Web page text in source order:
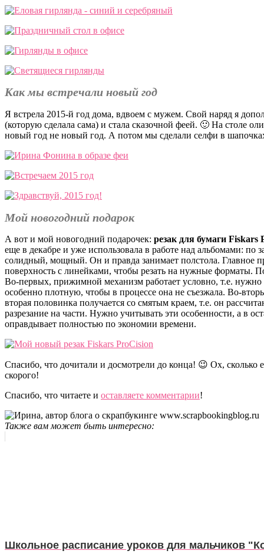
Как мы встречали новый год
Я встрела 2015-й год дома, вдвоем с мужем. Свой наряд я
(которую сделала сама) и стала сказочной феей. 🙂 На столе
новый год не новый год. А потом мы сделали селфи в
Мой новогодний подарок
А вот и мой новогодний подарочек: резак для бумаги
еще в декабре и уже использовала в работе над альбомами: по
солидный, мощный. Он и правда занимает полстола. Главное
поверхность с линейками, чтобы резать на нужные форматы.
Во-первых, прижимной механизм работает условно, т.е. нужно
особенно плотную, чтобы в процессе она не съезжала. Во-
вторая половинка получается со смятым краем, т.е. он
разрезание на части. Нужно учитывать эти особенности, а в
оправдывает полностью по экономии времени.
Спасибо, что дочитали и досмотрели до конца! 😉 Ох, сколько
скорого!
Спасибо, что читаете и оставляете комментарии!
Также вам может быть интересно:
Школьное расписание уроков для мальчиков